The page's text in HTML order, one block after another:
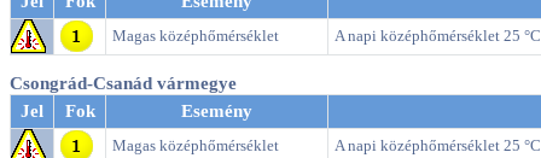
Magas középhőmérséklet A napi középhőmérséklet 25
Csongrád-Csanád vármegye
Jel
Fok Esemény
Magas középhőmérséklet A napi középhőmérséklet 25